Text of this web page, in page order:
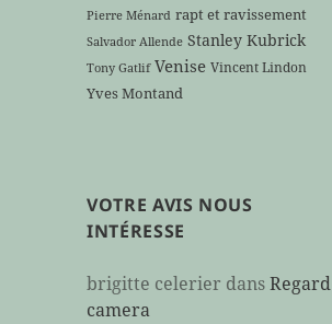
Pierre Ménard rapt et ravissement
Salvador Allende Stanley Kubrick
Tony Gatlif Venise Vincent Lindon
Yves Montand
VOTRE AVIS NOUS
INTÉRESSE
brigitte celerier dansRegard
camera